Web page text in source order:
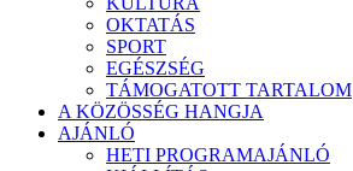
OKTATÁS
SPORT
EGÉSZSÉG
TÁMOGATOTT TARTALOM
A KÖZÖSSÉG HANGJA
AJÁNLÓ
HETI PROGRAMAJÁNLÓ